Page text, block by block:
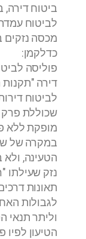
ביטוח דירה,
לביטוח
מכסה נזקים
כדלקמן:
פוליסה
דירה "תקנות
שכוללת פרק
מופקת ללא
במקרה של
הטעינה,
נזק שעילתו
תאונות
לגבולות
וליתר תנאי
הטיעון לפיו